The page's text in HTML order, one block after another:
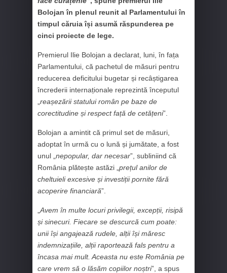
Bolojan în plenul reunit al Parlamentului în
timpul căruia își asumă răspunderea pe
cinci proiecte de lege.
Premierul Ilie Bolojan a declarat, luni, în fața
Parlamentului, că pachetul de măsuri pentru
reducerea deficitului bugetar și recâștigarea
încrederii internaționale reprezintă începutul
reașezării statului român pe baze de
corectitudine și respect față de cetățeni”.
Bolojan a amintit că primul set de măsuri,
adoptat în urmă cu o lună și jumătate, a fost
unul „ nepopular, dar necesar”, subliniind că
România plătește astăzi „ prețul anilor de
cheltuieli excesive și investiții pornite fără
acoperire financiară”.
Avem în multe locuri privilegii, excepții, risipă
și sinecuri. Fiecare se descurcă cum poate:
unii își angajează rudele, alții își măresc
indemnizațiile, alții raportează fals pentru a
încasa mai mult. Aceasta nu este România pe
care vrem să o lăsăm copiilor noștri”, a spus